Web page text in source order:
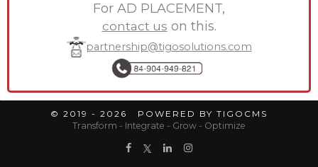
For AD PLACEMENT,
contact us on this.
partnership@tigosolutions.com
© 2019 - 2026 POWERED BY TIGOCMS
Transform - Integrate - Grow - Optimize